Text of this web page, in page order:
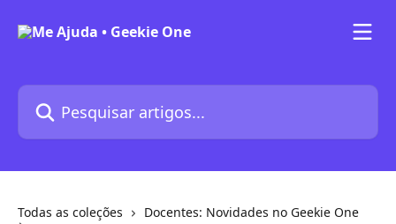
Pesquisar artigos...
Todas as coleções
Docentes: Novidades no Geekie One